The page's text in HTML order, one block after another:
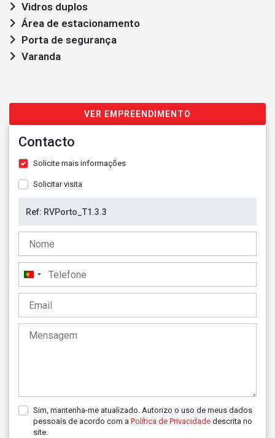
Vidros duplos
Área de estacionamento
Porta de segurança
Varanda
VER EMPREENDIMENTO
Contacto
Solicite mais informações
Solicitar visita
Portugal
+351
Sim, mantenha-me atualizado. Autorizo o uso de meus dados
pessoais de acordo com a Política de Privacidade descrita no
site.